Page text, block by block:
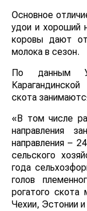
Основное
удои и хороший
коровы дают
молока в сезон.
По данным
скота
«В том числе
направления
направления –
сельского
года
голов
рогатого скота
Чехии, Эстонии